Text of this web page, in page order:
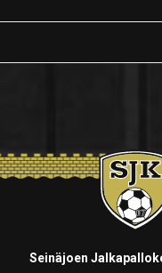
Seinäjoen